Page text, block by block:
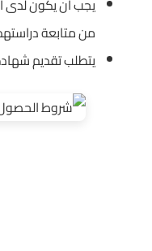
يجب أن يكون لدى
من متابعة
يتطلب تقديم